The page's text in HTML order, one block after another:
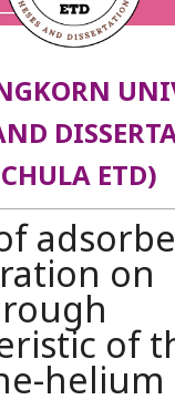
ETD)
on
of
helium